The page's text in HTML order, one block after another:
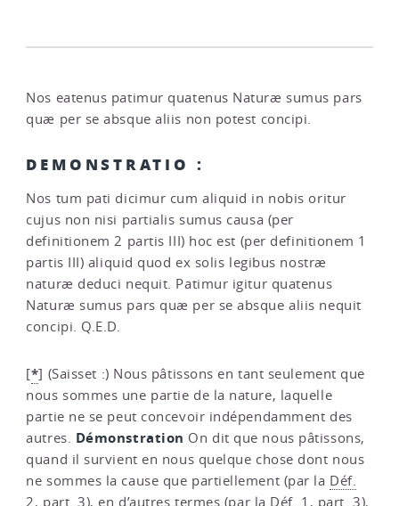
Nos eatenus patimur quatenus Naturæ sumus pars
quæ per se absque aliis non potest concipi.
DEMONSTRATIO :
Nos tum pati dicimur cum aliquid in nobis oritur
cujus non nisi partialis sumus causa (per
definitionem 2 partis III) hoc est (per definitionem 1
partis III) aliquid quod ex solis legibus nostræ
naturæ deduci nequit. Patimur igitur quatenus
Naturæ sumus pars quæ per se absque aliis nequit
concipi. Q.E.D.
[*] (Saisset :) Nous pâtissons en tant seulement que
nous sommes une partie de la nature, laquelle
partie ne se peut concevoir indépendamment des
autres. Démonstration On dit que nous pâtissons,
quand il survient en nous quelque chose dont nous
ne sommes la cause que partiellement (par la Déf.
2, part. 3), en d’autres termes (par la Déf. 1, part. 3),